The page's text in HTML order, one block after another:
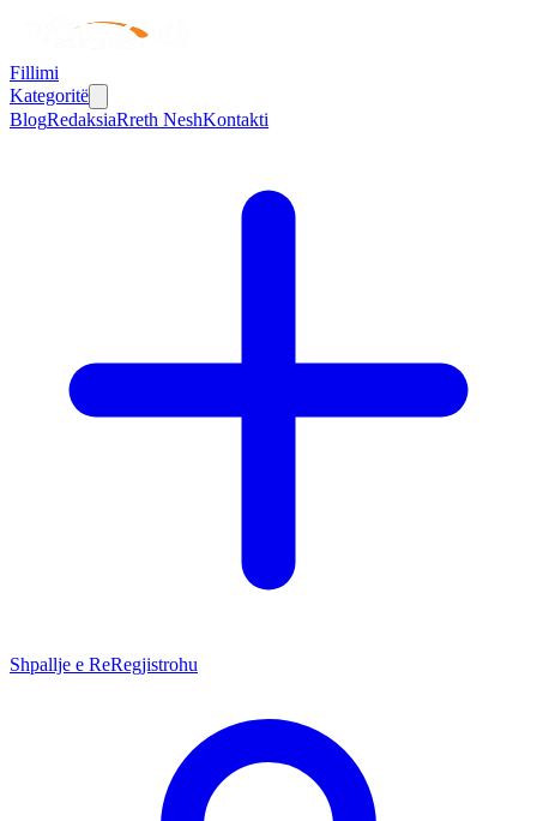
Fillimi
Kategoritë
BlogRedaksiaRreth NeshKontakti
Shpallje e ReRegjistrohu